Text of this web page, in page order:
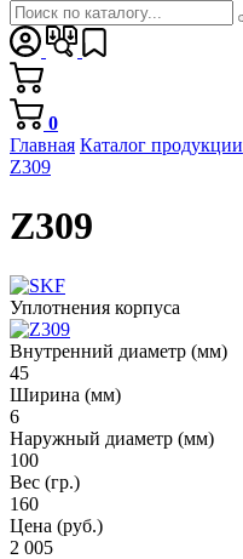
0
Главная Каталог продукции
Z309
Z309
Уплотнения корпуса
Внутренний диаметр (мм)
45
Ширина (мм)
6
Наружный диаметр (мм)
100
Вес (гр.)
160
Цена (руб.)
2 005